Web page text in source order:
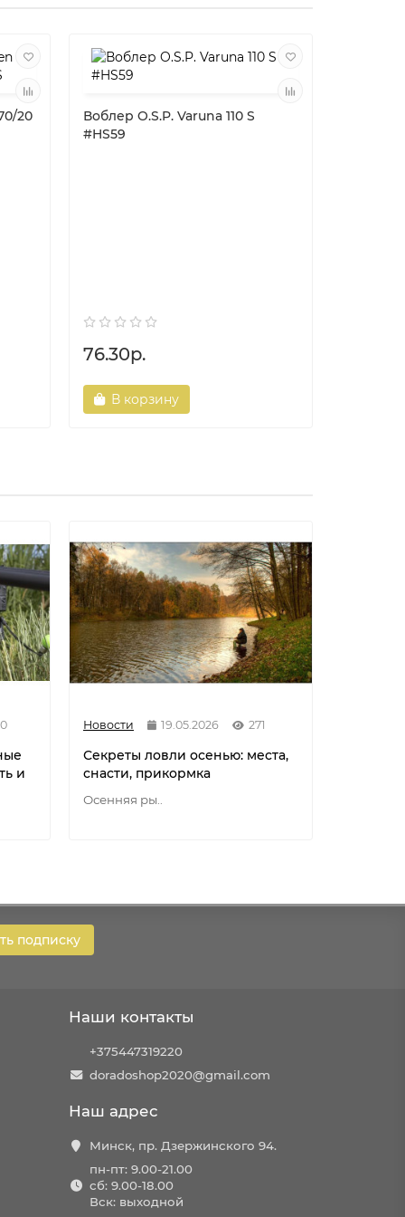
20
Воблер O.S.P. Varuna 110 S
#HS59
76.30р.
В корзину
и
Новости 19.05.2026 271
Секреты ловли осенью: места,
снасти, прикормка
Осенняя ры..
подписку
Наши контакты
+375447319220
doradoshop2020@gmail.com
Наш адрес
Минск, пр. Дзержинского 94.
пн-пт: 9.00-21.00
сб: 9.00-18.00
Вск: выходной